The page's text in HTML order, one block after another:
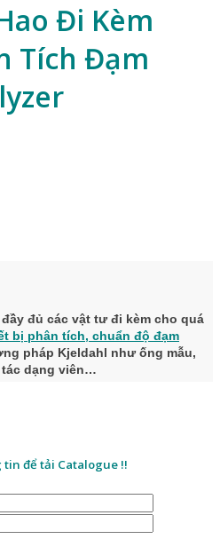
Đi Kèm
Tích Đạm
đủ các vật tư đi kèm cho quá
bị phân tích, chuẩn độ đạm
pháp Kjeldahl như ống mẫu,
dạng viên…
để tải Catalogue !!